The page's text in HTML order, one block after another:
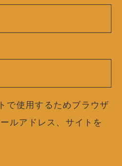
で使用するためブラウザ
ルアドレス、サイトを